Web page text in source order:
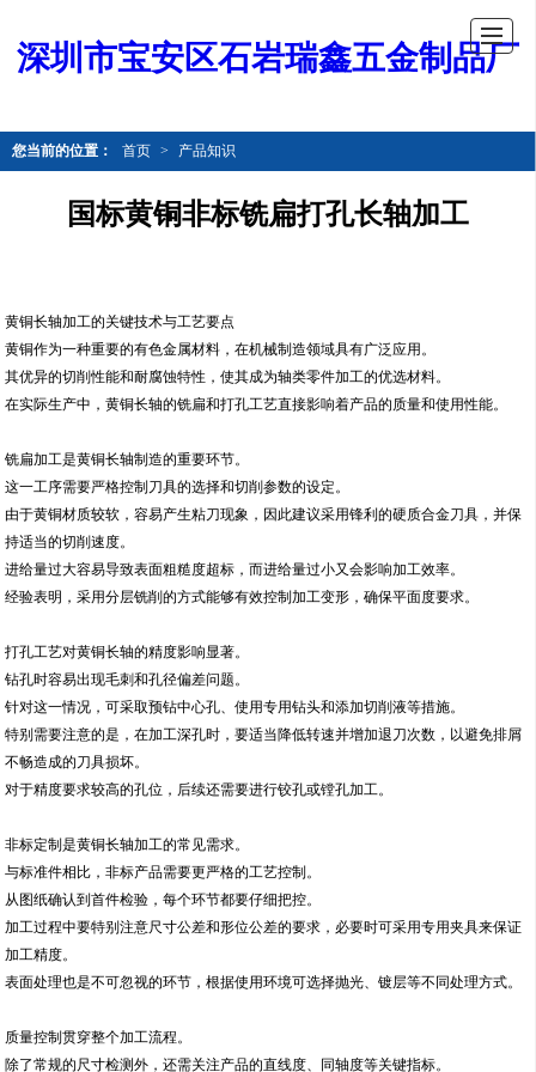
深圳市宝安区石岩瑞鑫五金制品厂
您当前的位置： 首页 > 产品知识
国标黄铜非标铣扁打孔长轴加工
黄铜长轴加工的关键技术与工艺要点
黄铜作为一种重要的有色金属材料，在机械制造领域具有广泛应用。
其优异的切削性能和耐腐蚀特性，使其成为轴类零件加工的优选材料。
在实际生产中，黄铜长轴的铣扁和打孔工艺直接影响着产品的质量和使用性能。
铣扁加工是黄铜长轴制造的重要环节。
这一工序需要严格控制刀具的选择和切削参数的设定。
由于黄铜材质较软，容易产生粘刀现象，因此建议采用锋利的硬质合金刀具，并保
持适当的切削速度。
进给量过大容易导致表面粗糙度超标，而进给量过小又会影响加工效率。
经验表明，采用分层铣削的方式能够有效控制加工变形，确保平面度要求。
打孔工艺对黄铜长轴的精度影响显著。
钻孔时容易出现毛刺和孔径偏差问题。
针对这一情况，可采取预钻中心孔、使用专用钻头和添加切削液等措施。
特别需要注意的是，在加工深孔时，要适当降低转速并增加退刀次数，以避免排屑
不畅造成的刀具损坏。
对于精度要求较高的孔位，后续还需要进行铰孔或镗孔加工。
非标定制是黄铜长轴加工的常见需求。
与标准件相比，非标产品需要更严格的工艺控制。
从图纸确认到首件检验，每个环节都要仔细把控。
加工过程中要特别注意尺寸公差和形位公差的要求，必要时可采用专用夹具来保证
加工精度。
表面处理也是不可忽视的环节，根据使用环境可选择抛光、镀层等不同处理方式。
质量控制贯穿整个加工流程。
除了常规的尺寸检测外，还需关注产品的直线度、同轴度等关键指标。